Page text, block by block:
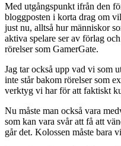
Med utgångspunkt ifrån den
bloggposten i korta drag om
just nu, alltså hur människor
aktiva spelare ser av förlag
rörelser som GamerGate.
Jag tar också upp vad vi som
inte står bakom rörelser som
verktyg vi har för att faktiskt
Nu måste man också vara
som kan vara svår att få att
går det. Kolossen måste bara